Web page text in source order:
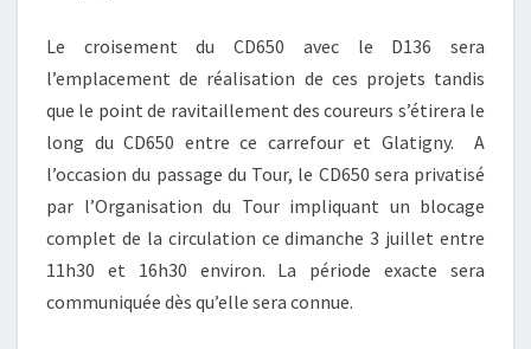
Le croisement du CD650 avec le D136 sera
l’emplacement de réalisation de ces projets tandis
que le point de ravitaillement des coureurs s’étirera le
long du CD650 entre ce carrefour et Glatigny. A
l’occasion du passage du Tour, le CD650 sera privatisé
par l’Organisation du Tour impliquant un blocage
complet de la circulation ce dimanche 3 juillet entre
11h30 et 16h30 environ. La période exacte sera
communiquée dès qu’elle sera connue.